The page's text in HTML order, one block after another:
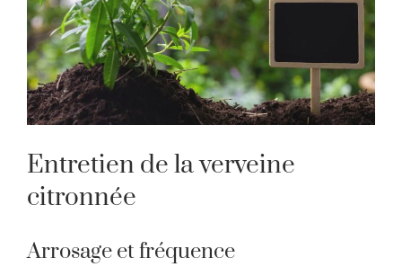
Entretien de la verveine
citronnée
Arrosage et fréquence